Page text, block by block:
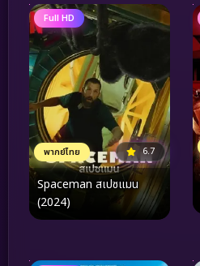
Full HD
พากย์ไทย 6.7
Spaceman สเปซแมน
(2024)